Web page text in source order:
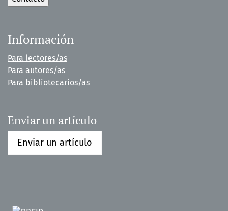
Información
Para lectores/as
Para autores/as
Para bibliotecarios/as
Enviar un artículo
Enviar un artículo